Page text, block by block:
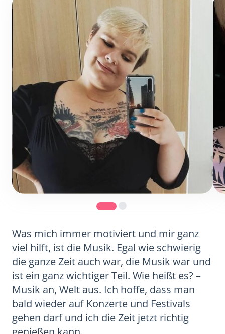
Was mich immer motiviert und mir ganz
viel hilft, ist die Musik. Egal wie schwierig
die ganze Zeit auch war, die Musik war und
ist ein ganz wichtiger Teil. Wie heißt es? –
Musik an, Welt aus. Ich hoffe, dass man
bald wieder auf Konzerte und Festivals
gehen darf und ich die Zeit jetzt richtig